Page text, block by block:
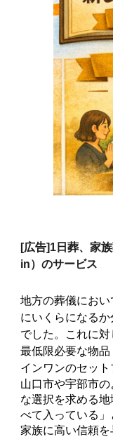
[広告]1日葬、家
in）のサービス
地方の葬儀にお
にいくらになる
でした。これに対
最低限必要な物
インワンのセット
山口市や宇部市
な選択を求める
べて入っている
家族に高い信頼